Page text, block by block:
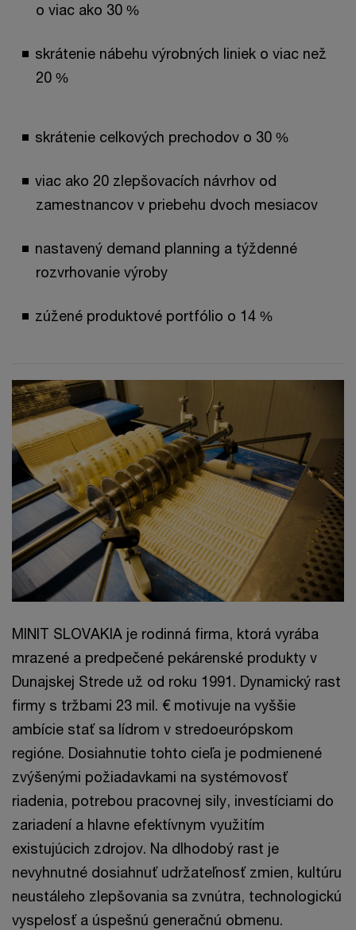
o viac ako 30 %
skrátenie nábehu výrobných liniek o viac než
20 %
skrátenie celkových prechodov o 30 %
viac ako 20 zlepšovacích návrhov od
zamestnancov v priebehu dvoch mesiacov
nastavený demand planning a týždenné
rozvrhovanie výroby
zúžené produktové portfólio o 14 %
MINIT SLOVAKIA je rodinná firma, ktorá vyrába
mrazené a predpečené pekárenské produkty v
Dunajskej Strede už od roku 1991. Dynamický rast
firmy s tržbami 23 mil. € motivuje na vyššie
ambície stať sa lídrom v stredoeurópskom
regióne. Dosiahnutie tohto cieľa je podmienené
zvýšenými požiadavkami na systémovosť
riadenia, potrebou pracovnej sily, investíciami do
zariadení a hlavne efektívnym využitím
existujúcich zdrojov. Na dlhodobý rast je
nevyhnutné dosiahnuť udržateľnosť zmien, kultúru
neustáleho zlepšovania sa zvnútra, technologickú
vyspelosť a úspešnú generačnú obmenu.